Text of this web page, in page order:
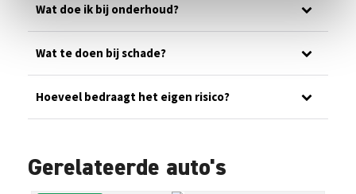
Wat doe ik bij onderhoud?
Wat te doen bij schade?
Hoeveel bedraagt het eigen risico?
Gerelateerde auto's